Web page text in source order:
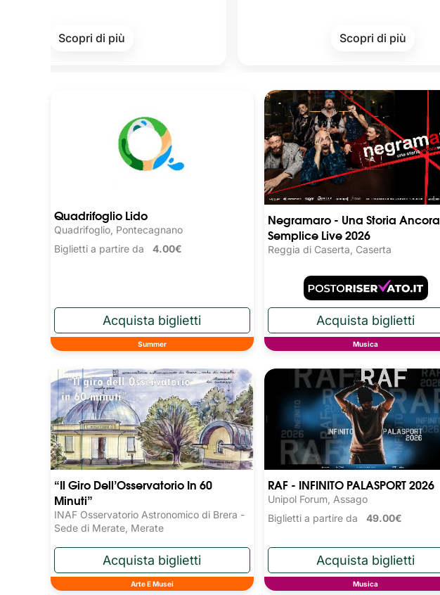
Quadrifoglio Lido
Quadrifoglio, Pontecagnano
Biglietti a partire da 4.00€
Summer
Negramaro - Una Storia Ancora
Semplice Live 2026
Reggia di Caserta, Caserta
Musica
“Il Giro Dell’Osservatorio In 60
Minuti”
INAF Osservatorio Astronomico di Brera -
Sede di Merate, Merate
Arte E Musei
RAF - INFINITO PALASPORT 2026
Unipol Forum, Assago
Biglietti a partire da 49.00€
Musica
Scopri di più Scopri di più